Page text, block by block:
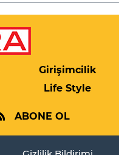
Girişimcilik
Life Style
ABONE OL